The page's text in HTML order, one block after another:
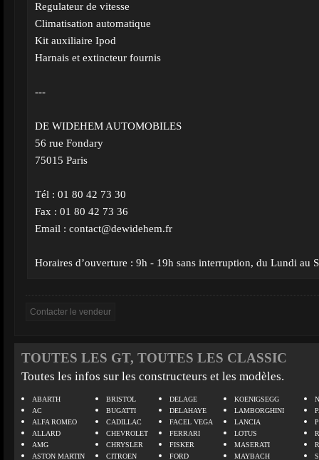
Regulateur de vitesse
Climatisation automatique
Kit auxiliaire Ipod
Harnais et extincteur fournis
---
DE WIDEHEM AUTOMOBILES
56 rue Fondary
75015 Paris
Tél : 01 80 42 73 30
Fax : 01 80 42 73 36
Email : contact@dewidehem.fr
Horaires d’ouverture : 9h - 19h sans interruption, du Lundi au
TOUTES LES GT, TOUTES LES CLASSIC
Toutes les infos sur les constructeurs et les modèles.
ABARTH
AC
ALFA ROMEO
ALLARD
AMG
ASTON MARTIN
BRISTOL
BUGATTI
CADILLAC
CHEVROLET
CHRYSLER
CITROEN
DELAGE
DELAHAYE
FACEL VEGA
FERRARI
FISKER
FORD
KOENIGSEGG
LAMBORGHINI
LANCIA
LOTUS
MASERATI
MAYBACH